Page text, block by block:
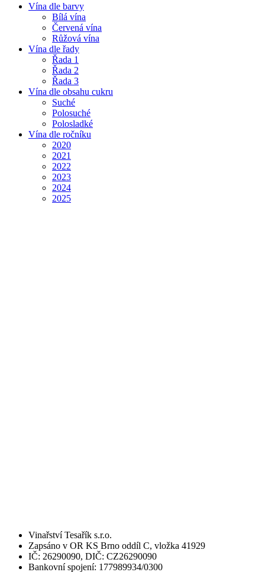
Vína dle barvy
Bílá vína
Červená vína
Růžová vína
Vína dle řady
Řada 1
Řada 2
Řada 3
Vína dle obsahu cukru
Suché
Polosuché
Polosladké
Vína dle ročníku
2020
2021
2022
2023
2024
2025
Vinařství Tesařík s.r.o.
Zapsáno v OR KS Brno oddíl C, vložka 41929
IČ: 26290090, DIČ: CZ26290090
Bankovní spojení: 177989934/0300